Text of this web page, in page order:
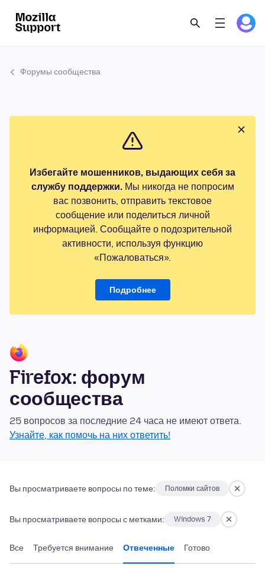
Форумы сообщества
Избегайте мошенников, выдающих себя за
службу поддержки.Мы никогда не попросим
вас позвонить, отправить текстовое
сообщение или поделиться личной
информацией. Сообщайте о подозрительной
активности, используя функцию
«Пожаловаться».
Подробнее
Firefox: форум
сообщества
25 вопросов за последние 24 часа не имеют ответа.
Узнайте, как помочь на них ответить!
Вы просматриваете вопросы по теме: Поломки сайтов
Вы просматриваете вопросы с метками: Windows 7
Все Требуется внимание Отвеченные Готово